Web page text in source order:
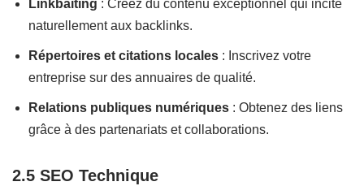
Linkbaiting : Créez du contenu exceptionnel qui incite
naturellement aux backlinks.
Répertoires et citations locales : Inscrivez votre
entreprise sur des annuaires de qualité.
Relations publiques numériques : Obtenez des liens
grâce à des partenariats et collaborations.
2.5 SEO Technique